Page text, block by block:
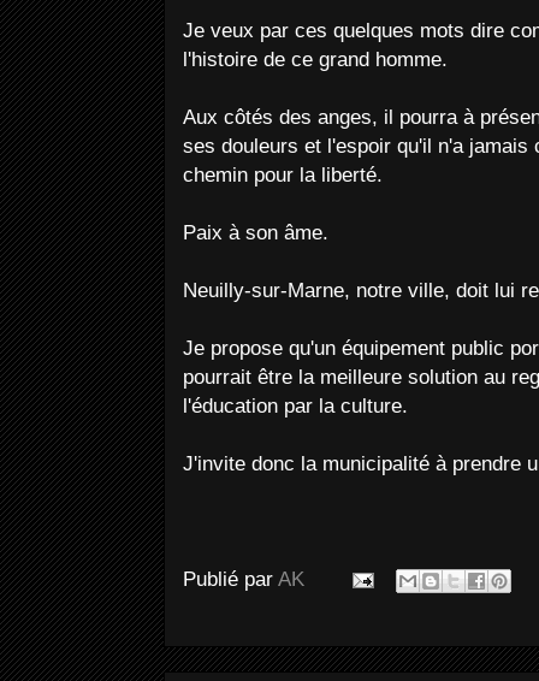
Je veux par ces quelques mots dire
l'histoire de ce grand homme.
Aux côtés des anges, il pourra à
ses douleurs et l'espoir qu'il n'a jamais
chemin pour la liberté.
Paix à son âme.
Neuilly-sur-Marne, notre ville, doit lui
Je propose qu'un équipement public
pourrait être la meilleure solution au
l'éducation par la culture.
J'invite donc la municipalité à prendre
Publié par AK